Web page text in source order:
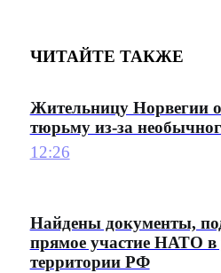
ЧИТАЙТЕ ТАКЖЕ
Жительницу Норвегии
тюрьму из-за
12:26
Найдены документы,
прямое участие НАТО в
территории РФ